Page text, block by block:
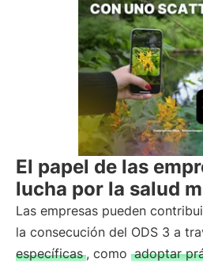
El papel de las
lucha por la salud
Las empresas pueden
la consecución del ODS 3 a
específicas , como adoptar